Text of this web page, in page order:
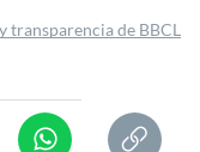
transparencia de BBCL